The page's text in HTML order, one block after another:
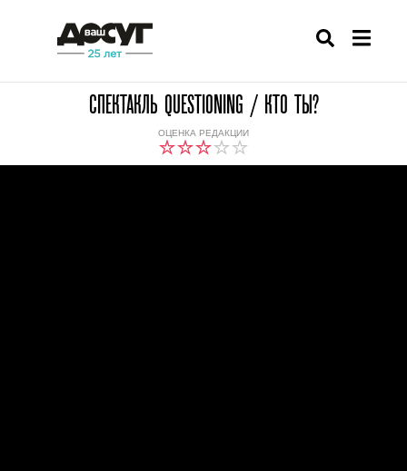
СПЕКТАКЛЬ QUESTIONING / КТО ТЫ?
ОЦЕНКА РЕДАКЦИИ